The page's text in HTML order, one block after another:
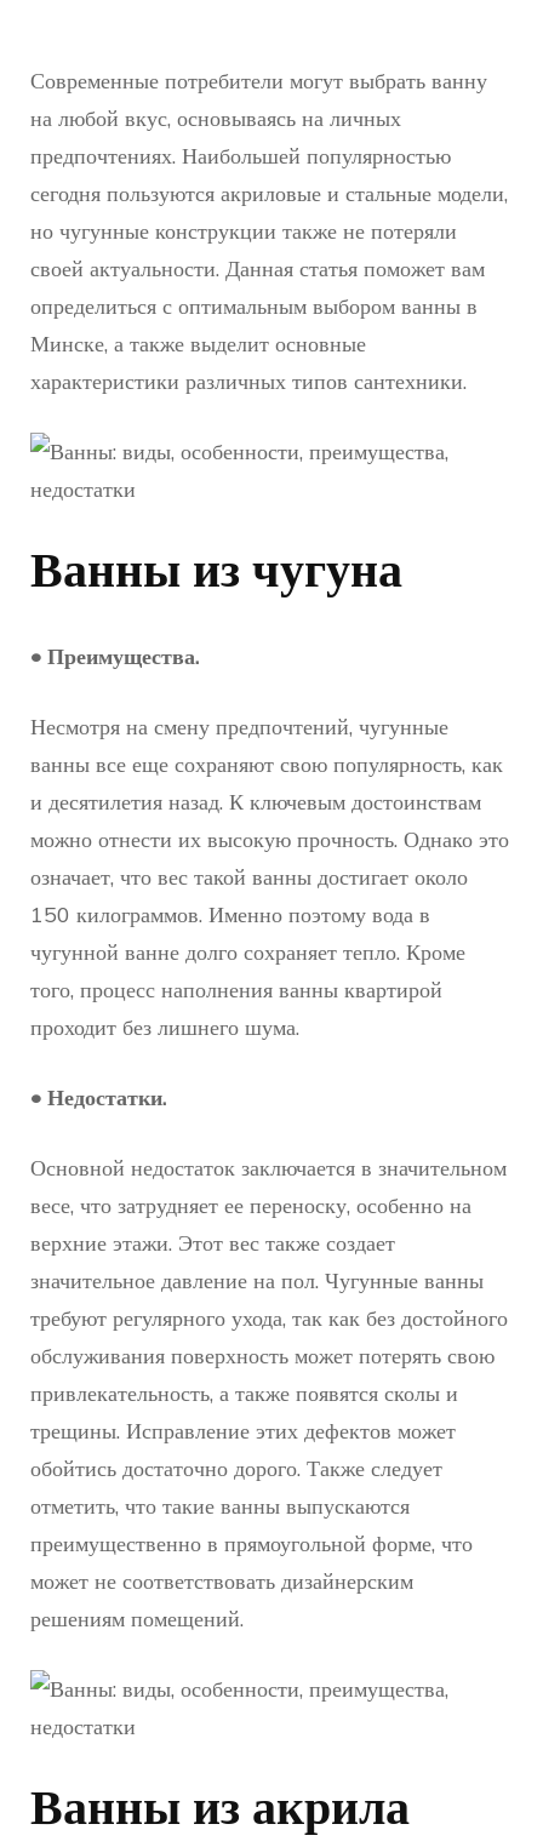
Современные потребители могут выбрать ванну
на любой вкус, основываясь на личных
предпочтениях. Наибольшей популярностью
сегодня пользуются акриловые и стальные модели,
но чугунные конструкции также не потеряли
своей актуальности. Данная статья поможет вам
определиться с оптимальным выбором ванны в
Минске, а также выделит основные
характеристики различных типов сантехники.
Ванны из чугуна
• Преимущества.
Несмотря на смену предпочтений, чугунные
ванны все еще сохраняют свою популярность, как
и десятилетия назад. К ключевым достоинствам
можно отнести их высокую прочность. Однако это
означает, что вес такой ванны достигает около
150 килограммов. Именно поэтому вода в
чугунной ванне долго сохраняет тепло. Кроме
того, процесс наполнения ванны квартирой
проходит без лишнего шума.
• Недостатки.
Основной недостаток заключается в значительном
весе, что затрудняет ее переноску, особенно на
верхние этажи. Этот вес также создает
значительное давление на пол. Чугунные ванны
требуют регулярного ухода, так как без достойного
обслуживания поверхность может потерять свою
привлекательность, а также появятся сколы и
трещины. Исправление этих дефектов может
обойтись достаточно дорого. Также следует
отметить, что такие ванны выпускаются
преимущественно в прямоугольной форме, что
может не соответствовать дизайнерским
решениям помещений.
Ванны из акрила